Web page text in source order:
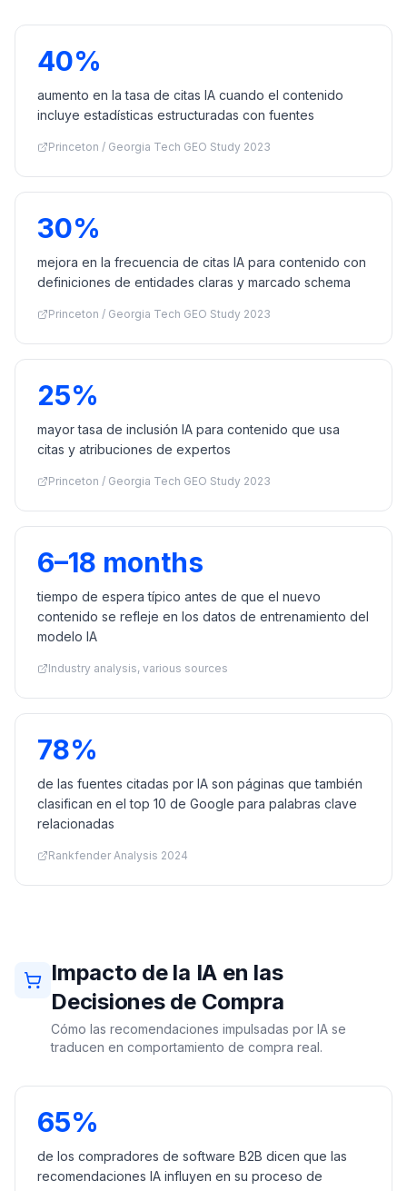
40%
aumento en la tasa de citas IA cuando el contenido
incluye estadísticas estructuradas con fuentes
Princeton / Georgia Tech GEO Study 2023
30%
mejora en la frecuencia de citas IA para contenido con
definiciones de entidades claras y marcado schema
Princeton / Georgia Tech GEO Study 2023
25%
mayor tasa de inclusión IA para contenido que usa
citas y atribuciones de expertos
Princeton / Georgia Tech GEO Study 2023
6–18 months
tiempo de espera típico antes de que el nuevo
contenido se refleje en los datos de entrenamiento del
modelo IA
Industry analysis, various sources
78%
de las fuentes citadas por IA son páginas que también
clasifican en el top 10 de Google para palabras clave
relacionadas
Rankfender Analysis 2024
Impacto de la IA en las
Decisiones de Compra
Cómo las recomendaciones impulsadas por IA se
traducen en comportamiento de compra real.
65%
de los compradores de software B2B dicen que las
recomendaciones IA influyen en su proceso de